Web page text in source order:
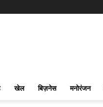
खेल बिज़नेस मनोरंजन